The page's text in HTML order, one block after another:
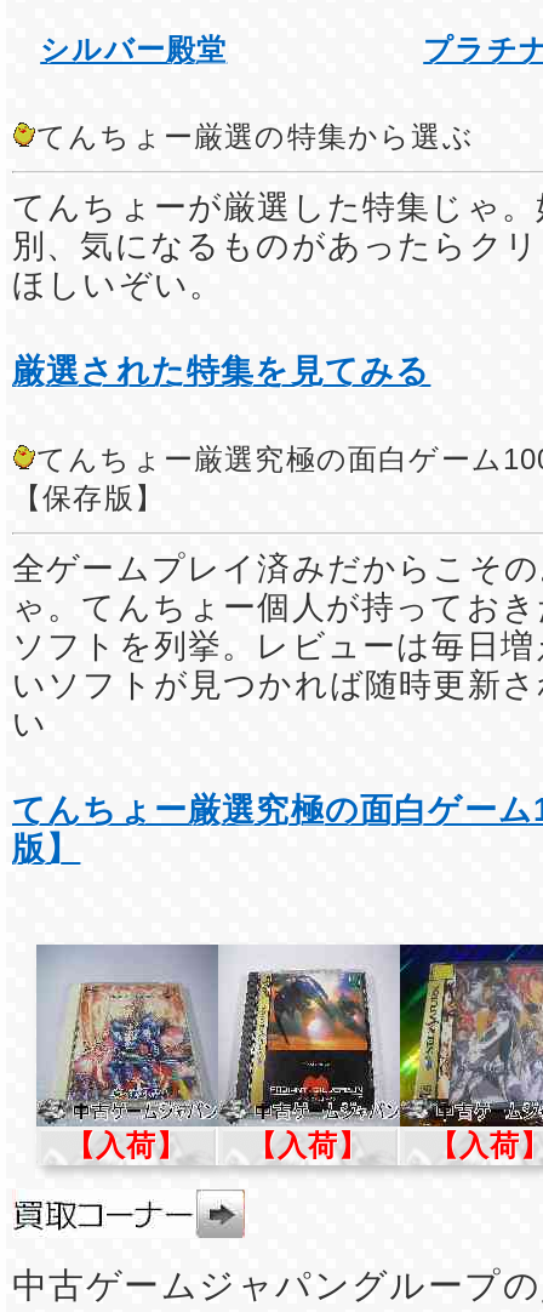
シルバー殿堂 プラチ
てんちょー厳選の特集から選ぶ
てんちょーが厳選した特集じゃ
別、気になるものがあったらク
ほしいぞい。
厳選された特集を見てみる
てんちょー厳選究極の面白ゲーム
【保存版】
全ゲームプレイ済みだからこそ
ゃ。てんちょー個人が持ってお
ソフトを列挙。レビューは毎日
いソフトが見つかれば随時更新
い
てんちょー厳選究極の面白ゲー
版】
【入荷】 【入荷】 【入荷
中古ゲームジャパングループ